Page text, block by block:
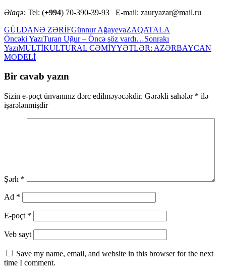
Əlaqə: Tel: (+994) 70-390-39-93 E-mail: zauryazar@mail.ru
GÜLDANƏ ZƏRİFGünnur AğayevaZAQATALA
Yazılar
üzrə
Öncəki YazıTuran Uğur – Öncə söz vardı…Sonrakı
YazıMULTİKULTURAL CƏMİYYƏTLƏR: AZƏRBAYCAN
MODELİ
Bir cavab yazın
Sizin e-poçt ünvanınız dərc edilməyəcəkdir. Gərəkli sahələr * ilə
işarələnmişdir
Şərh *
Ad *
E-poçt *
Veb sayt
Save my name, email, and website in this browser for the next
time I comment.